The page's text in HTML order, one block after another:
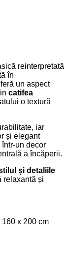
reinterpretată
în
un aspect
catifea
o textură
iar
și elegant
un decor
a încăperii.
și detaliile
relaxantă și
x 200 cm